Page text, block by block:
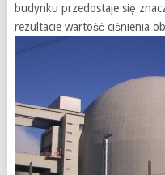
budynku przedostaje się
rezultacie wartość ciśnienia